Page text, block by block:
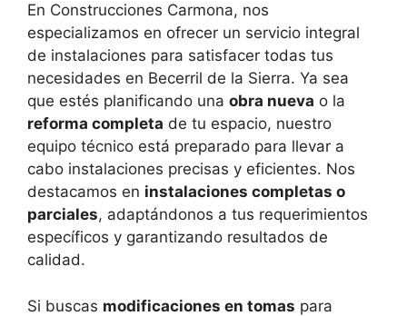
En Construcciones Carmona, nos
especializamos en ofrecer un servicio integral
de instalaciones para satisfacer todas tus
necesidades en Becerril de la Sierra. Ya sea
que estés planificando una obra nueva o la
reforma completa de tu espacio, nuestro
equipo técnico está preparado para llevar a
cabo instalaciones precisas y eficientes. Nos
destacamos en instalaciones completas o
parciales, adaptándonos a tus requerimientos
específicos y garantizando resultados de
calidad.
Si buscas modificaciones en tomas para